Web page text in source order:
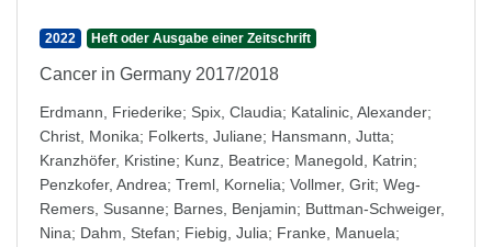
2022 Heft oder Ausgabe einer Zeitschrift
Cancer in Germany 2017/2018
Erdmann, Friederike; Spix, Claudia; Katalinic, Alexander;
Christ, Monika; Folkerts, Juliane; Hansmann, Jutta;
Kranzhöfer, Kristine; Kunz, Beatrice; Manegold, Katrin;
Penzkofer, Andrea; Treml, Kornelia; Vollmer, Grit; Weg-
Remers, Susanne; Barnes, Benjamin; Buttman-Schweiger,
Nina; Dahm, Stefan; Fiebig, Julia; Franke, Manuela;